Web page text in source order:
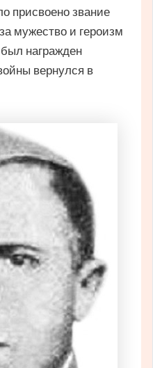
присвоено звание
мужество и героизм
награжден
вернулся в